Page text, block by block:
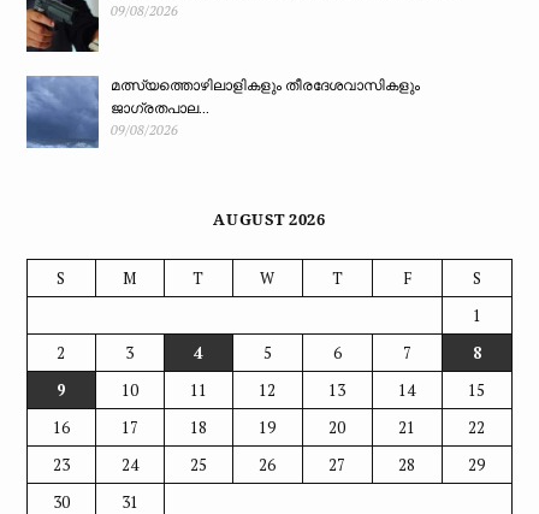
09/08/2026
മത്സ്യത്തൊഴിലാളികളും തീരദേശവാസികളും
ജാഗ്രതപാല...
09/08/2026
AUGUST 2026
S M T W T F
S
1
2
3 4 5 6 7
8
9
10 11 12 13 14
15
16
17 18 19 20 21
22
23
24 25 26 27 28
29
30
31